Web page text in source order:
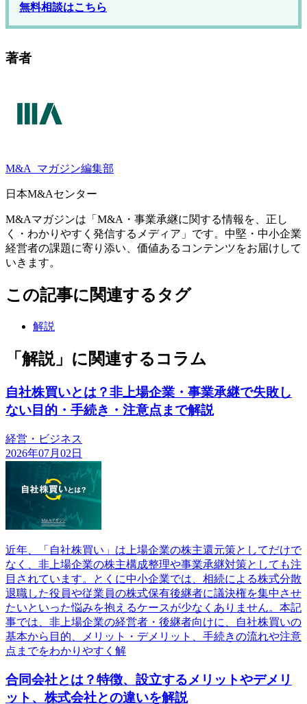
無料相談はこちら
著者
M&A マガジン編集部
日本M&Aセンター
M&Aマガジンは「M&A・事業承継に関する情報を、正し
く・わかりやすく発信するメディア」です。中堅・中小企業
経営者の課題に寄り添い、価値あるコンテンツをお届けして
いきます。
この記事に関連するタグ
解説
「解説」に関連するコラム
自社株買いとは？非上場企業・事業承継で失敗し
ない目的・手続き・注意点まで解説
経営・ビジネス
2026年07月02日
近年、「自社株買い」は上場企業の株主還元策としてだけで
なく、非上場企業の株主構成整理や事業承継対策としても注
目されています。とくに中小企業では、相続による株式分散
退職した役員や従業員の株式保有後継者に議決権を集中させ
たいといった悩みを抱えるケースが少なくありません。本記
事では、非上場企業の経営者・後継者向けに、自社株買いの
基本から目的、メリット・デメリット、手続きの流れや注意
点までをわかりやすく解
合同会社とは？特徴、設立するメリットやデメリ
ット、株式会社との違いを解説